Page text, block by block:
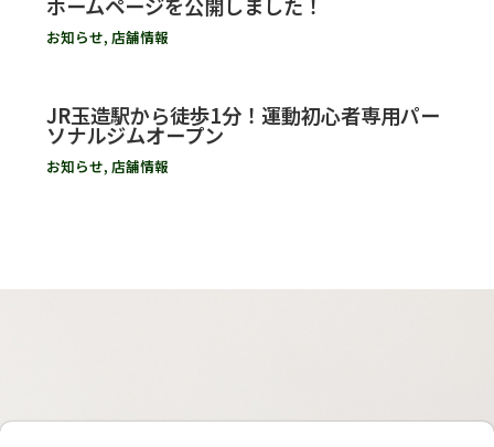
お知らせ, 店舗情報
JR玉造駅から徒歩1分！運動初心者専用パー
ソナルジムオープン
お知らせ, 店舗情報